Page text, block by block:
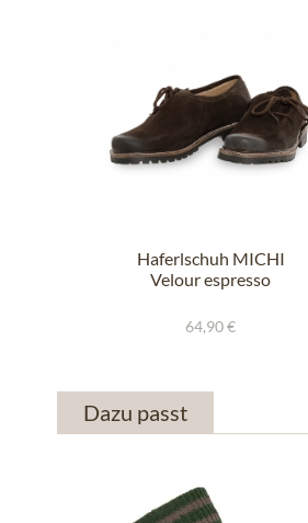
Haferlschuh MICHI
Velour espresso
64,90 €
Dazu passt